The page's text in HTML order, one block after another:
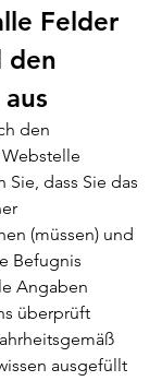
Felder
den
den
dass Sie das
(müssen) und
Befugnis
Angaben
überprüft
ausgefüllt